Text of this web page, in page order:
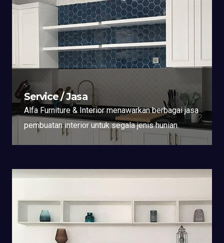
Service / Jasa
Alfa Furniture & Interior menawarkan berbagai jasa
pembuatan interior untuk segala jenis hunian.